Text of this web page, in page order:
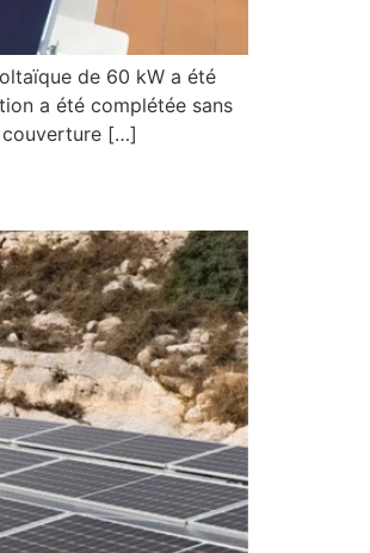
de 60 kW a été
a été complétée sans
couverture […]